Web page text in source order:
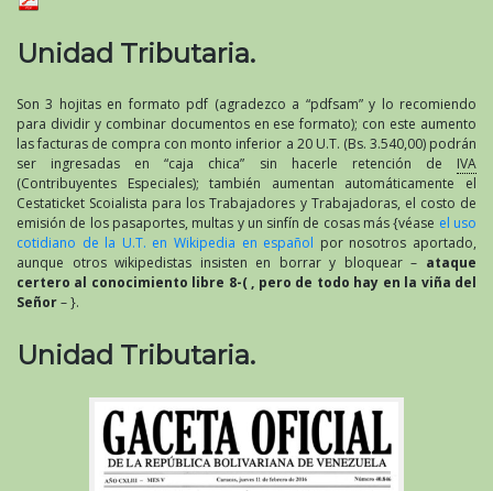
la
Tributaria
a
Bs.
177,00.
Unidad Tributaria.
Son 3 hojitas en formato pdf (agradezco a “pdfsam” y lo recomiendo
para dividir y combinar documentos en ese formato); con este aumento
las facturas de compra con monto inferior a 20 U.T. (Bs. 3.540,00) podrán
ser ingresadas en “caja chica” sin hacerle retención de IVA
(Contribuyentes Especiales); también aumentan automáticamente el
Cestaticket Scoialista para los Trabajadores y Trabajadoras, el costo de
emisión de los pasaportes, multas y un sinfín de cosas más {véase el uso
cotidiano de la U.T. en Wikipedia en español por nosotros aportado,
aunque otros wikipedistas insisten en borrar y bloquear – ataque
certero al conocimiento libre 8-( , pero de todo hay en la viña del
Señor– }.
Unidad Tributaria.